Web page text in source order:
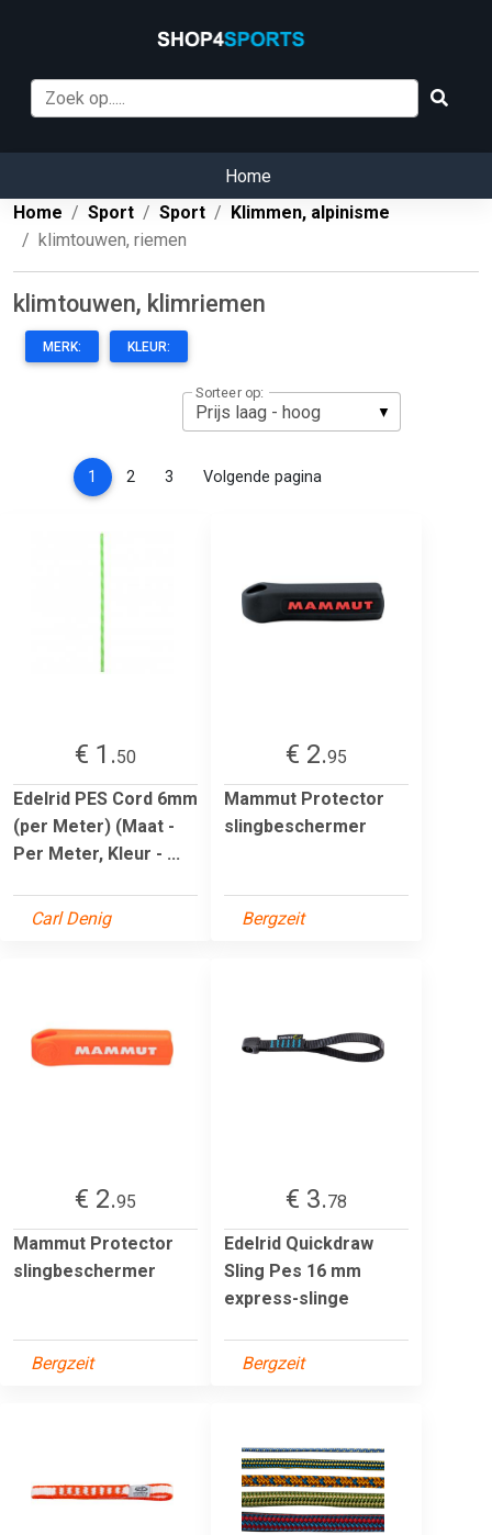
Home
Home
Sport Sport
Klimmen, alpinisme
klimtouwen, riemen
klimtouwen, klimriemen
MERK: KLEUR:
Sorteer op:
1 (current)
2 3 Volgende pagina
€ 1.50
Edelrid PES Cord 6mm
(per Meter) (Maat -
Per Meter, Kleur - ...
Carl Denig
€ 2.95
Mammut Protector
slingbeschermer
Bergzeit
€ 2.95
Mammut Protector
slingbeschermer
Bergzeit
€ 3.78
Edelrid Quickdraw
Sling Pes 16 mm
express-slinge
Bergzeit